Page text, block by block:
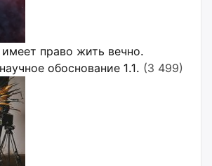
право жить вечно.
обоснование 1.1. (3 499)